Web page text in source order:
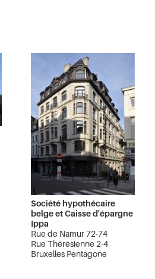
Société hypothécaire
belge et Caisse d'épargne
Ippa
Rue de Namur 72-74
Rue Thérésienne 2-4
Bruxelles Pentagone